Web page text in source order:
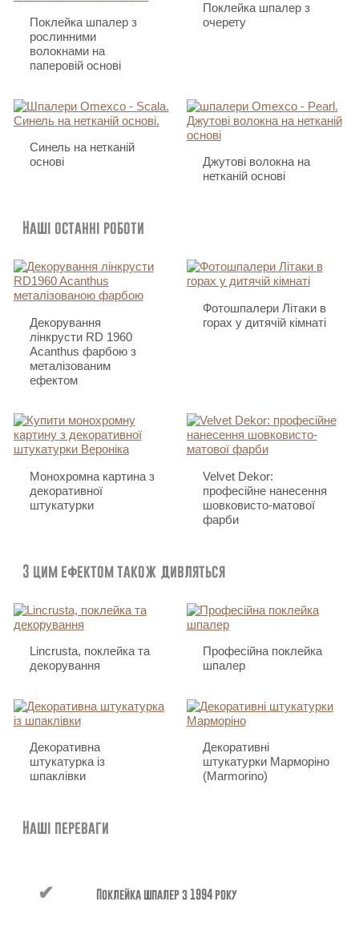
Поклейка шпалер з
рослинними
волокнами на
паперовій основі
Поклейка шпалер з
очерету
Синель на нетканій
основі
Джутові волокна на
нетканій основі
Наші останні роботи
Декорування
лінкрусти RD 1960
Acanthus фарбою з
металізованим
ефектом
Фотошпалери Літаки в
горах у дитячій кімнаті
Монохромна картина з
декоративної
штукатурки
Velvet Dekor:
професійне нанесення
шовковисто-матової
фарби
З цим ефектом також дивляться
Lincrusta, поклейка та
декорування
Професійна поклейка
шпалер
Декоративна
штукатурка із
шпаклівки
Декоративні
штукатурки Марморіно
(Marmorino)
Наші переваги
Поклейка шпалер з 1994 року